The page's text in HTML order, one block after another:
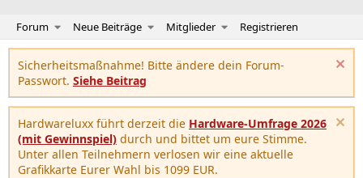
Forum Neue Beiträge Mitglieder Registrieren
Sicherheitsmaßnahme! Bitte ändere dein Forum-
Passwort. Siehe Beitrag
Hardwareluxx führt derzeit die Hardware-Umfrage 2026
(mit Gewinnspiel) durch und bittet um eure Stimme.
Unter allen Teilnehmern verlosen wir eine aktuelle
Grafikkarte Eurer Wahl bis 1099 EUR.